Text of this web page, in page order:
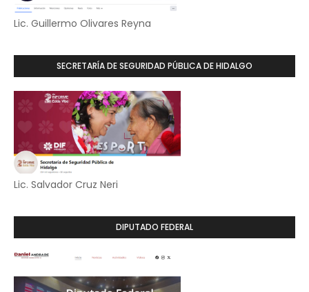
Lic. Guillermo Olivares Reyna
SECRETARÍA DE SEGURIDAD PÚBLICA DE HIDALGO
Lic. Salvador Cruz Neri
DIPUTADO FEDERAL